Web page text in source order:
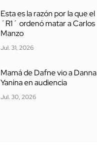
Esta es la razón por la que el
´R1´ ordenó matar a Carlos
Manzo
Jul. 31, 2026
Mamá de Dafne vio a Danna
Yanina en audiencia
Jul. 30, 2026